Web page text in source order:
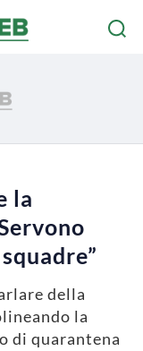
la
della
la
di quarantena